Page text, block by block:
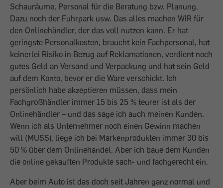
Schauräume, Personal für die Beratung bzw. Planung.
Dazu noch der Fuhrpark usw. Das alles machen WIR für
den Onlinehändler, der das voll nutzen kann. Er hat
geringste Personalkosten, braucht kein Fachpersonal, hat
keinerlei Risiko in Bezug auf Reklamationen, verdient noch
gutes Geld an Versand und Verpackung und hat sein Geld
auf dem Konto, bevor er die Ware verschickt. Ich
persönlich habe akzeptieren müssen, dass mein
Fachgroßhändler immer 15 bis 25 % teurer ist als der
Onlinehändler – und das sage ich auch meinen Kunden.
Wenn ich als Unternehmer noch einen Gewinn machen
will (MUSS), liege ich bei Markenprodukten immer 30 bis
50 % über dem Onlinehandel. Aber ich baue dem Kunden
die online gekauften Produkte sach- und fachgerecht ein.
Aber beim Auto ist das doch seit Jahren ganz normal und